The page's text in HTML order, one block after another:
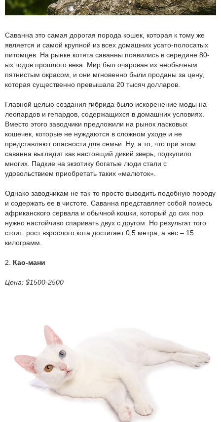
Саванна это самая дорогая порода кошек, которая к тому же
является и самой крупной из всех домашних усато-полосатых
питомцев. На рынке котята саванны появились в середине 80-
ых годов прошлого века. Мир был очарован их необычным
пятнистым окрасом, и они мгновенно были проданы за цену,
которая существенно превышала 20 тысяч долларов.
Главной целью создания гибрида было искоренение моды на
леопардов и гепардов, содержащихся в домашних условиях.
Вместо этого заводчики предложили на рынок ласковых
кошечек, которые не нуждаются в сложном уходе и не
представляют опасности для семьи. Ну, а то, что при этом
саванна выглядит как настоящий дикий зверь, подкупило
многих. Падкие на экзотику богатые люди стали с
удовольствием приобретать таких «малюток».
Однако заводчикам не так-то просто выводить подобную породу
и содержать ее в чистоте. Саванна представляет собой помесь
африканского сервала и обычной кошки, который до сих пор
нужно настойчиво спаривать двух с другом. Но результат того
стоит: рост взрослого кота достигает 0,5 метра, а вес – 15
килограмм.
2. Као-мани
Цена: $1500-2500